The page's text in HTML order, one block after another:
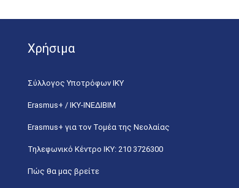
Χρήσιμα
Σύλλογος Υποτρόφων ΙΚΥ
Erasmus+ / ΙΚΥ-ΙΝΕΔΙΒΙΜ
Erasmus+ για τον Τομέα της Νεολαίας
Τηλεφωνικό Κέντρο IKY: 210 3726300
Πώς θα μας βρείτε